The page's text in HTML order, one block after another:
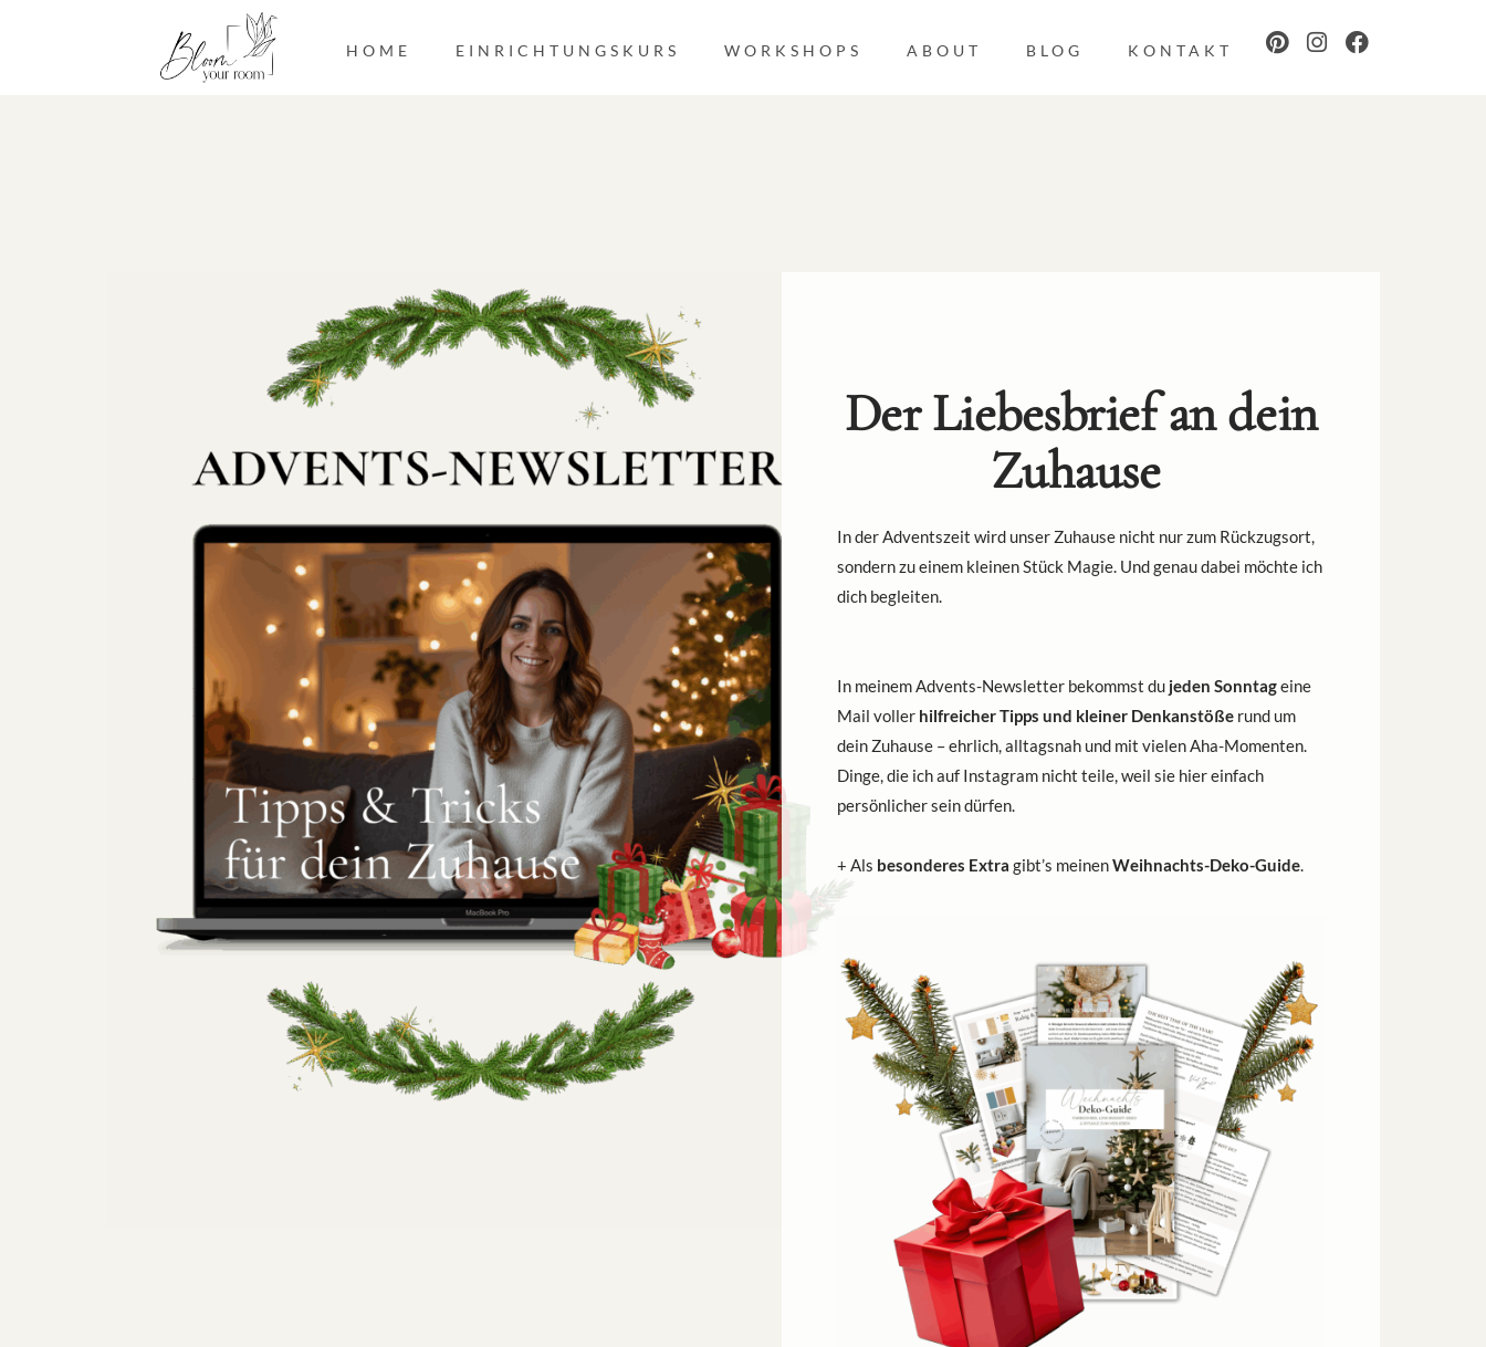
HOME EINRICHTUNGSKURS WORKSHOPS ABOUT BLOG KONTAKT
Der Liebesbrief an dein
Zuhause
In der Adventszeit wird unser Zuhause nicht nur zum Rückzugsort,
sondern zu einem kleinen Stück Magie. Und genau dabei möchte ich
dich begleiten.
In meinem Advents-Newsletter bekommst du jeden Sonntageine
Mail voller hilfreicher Tipps und kleiner Denkanstöße rund um
dein Zuhause – ehrlich, alltagsnah und mit vielen Aha-Momenten.
Dinge, die ich auf Instagram nicht teile, weil sie hier einfach
persönlicher sein dürfen.
+ Als besonderes Extra gibt’s meinenWeihnachts-Deko-Guide.